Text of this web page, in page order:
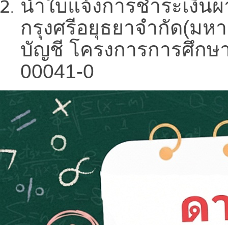
นำใบแจ้งการชำระเงิ
กรุงศรีอยุธยาจำกัด(มห
บัญชี โครงการการศึก
00041-0